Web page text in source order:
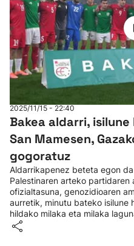
2025/11/15 - 22:40
Bakea aldarri,
San Mamesen,
gogoratuz
Aldarrikapenez beteta egon
Palestinaren arteko partidaren
ofizialtasuna, genozidioaren
aurretik, minutu bateko isilune
hildako milaka eta milaka